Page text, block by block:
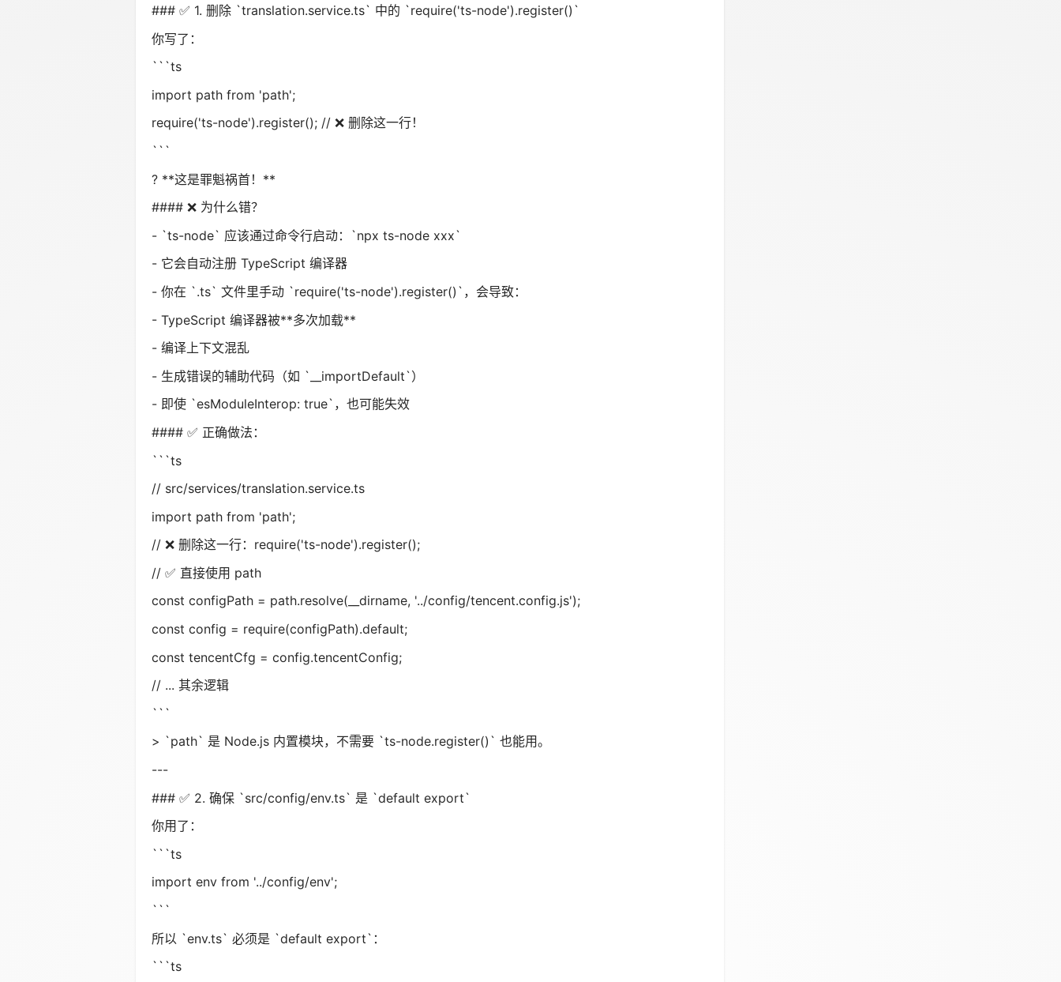
### ✅ 1. 删除 `translation.service.ts` 中的 `require('ts-node').register()`
你写了：
```ts
import path from 'path';
require('ts-node').register(); // ❌ 删除这一行！
```
? **这是罪魁祸首！**
#### ❌ 为什么错？
- `ts-node` 应该通过命令行启动：`npx ts-node xxx`
- 它会自动注册 TypeScript 编译器
- 你在 `.ts` 文件里手动 `require('ts-node').register()`，会导致：
- TypeScript 编译器被**多次加载**
- 编译上下文混乱
- 生成错误的辅助代码（如 `__importDefault`）
- 即使 `esModuleInterop: true`，也可能失效
#### ✅ 正确做法：
```ts
// src/services/translation.service.ts
import path from 'path';
// ❌ 删除这一行：require('ts-node').register();
// ✅ 直接使用 path
const configPath = path.resolve(__dirname, '../config/tencent.config.js');
const config = require(configPath).default;
const tencentCfg = config.tencentConfig;
// ... 其余逻辑
```
> `path` 是 Node.js 内置模块，不需要 `ts-node.register()` 也能用。
---
### ✅ 2. 确保 `src/config/env.ts` 是 `default export`
你用了：
```ts
import env from '../config/env';
```
所以 `env.ts` 必须是 `default export`：
```ts